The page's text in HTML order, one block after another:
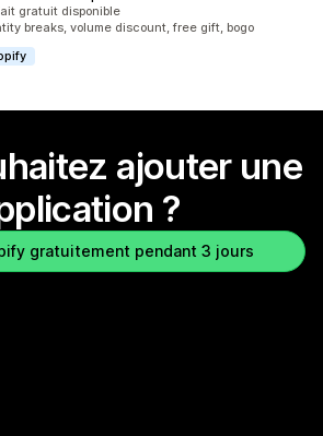
gratuit disponible
breaks, volume discount, free gift, bogo
ajouter une
?
gratuitement pendant 3 jours